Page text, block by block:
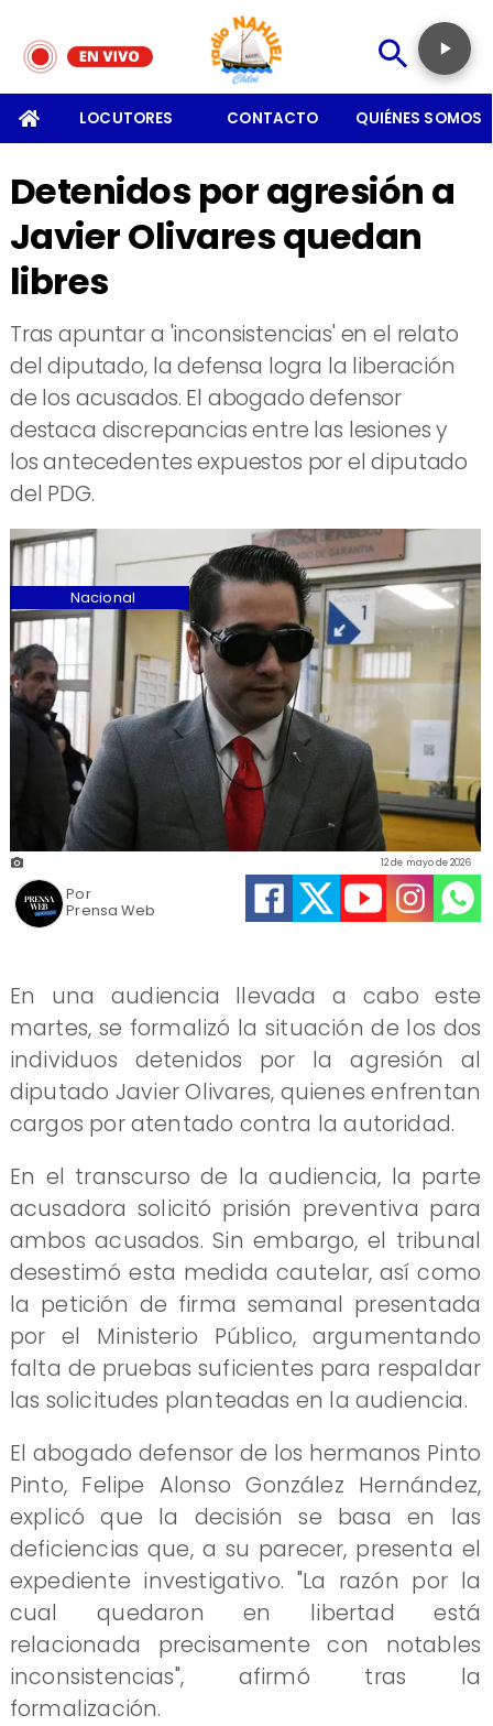
LOCUTORES CONTACTO QUIÉNES SOMOS
Detenidos por agresión a
Javier Olivares quedan
libres
Tras apuntar a 'inconsistencias' en el relato
del diputado, la defensa logra la liberación
de los acusados. El abogado defensor
destaca discrepancias entre las lesiones y
los antecedentes expuestos por el diputado
del PDG.
Prensa Web
12 de mayo de 2026
Nacional
Por
En una audiencia llevada a cabo este
martes, se formalizó la situación de los dos
individuos detenidos por la agresión al
diputado Javier Olivares, quienes enfrentan
cargos por atentado contra la autoridad.
En el transcurso de la audiencia, la parte
acusadora solicitó prisión preventiva para
ambos acusados. Sin embargo, el tribunal
desestimó esta medida cautelar, así como
la petición de firma semanal presentada
por el Ministerio Público, argumentando
falta de pruebas suficientes para respaldar
las solicitudes planteadas en la audiencia.
El abogado defensor de los hermanos Pinto
Pinto, Felipe Alonso González Hernández,
explicó que la decisión se basa en las
deficiencias que, a su parecer, presenta el
expediente investigativo. "La razón por la
cual quedaron en libertad está
relacionada precisamente con notables
inconsistencias", afirmó tras la
formalización.